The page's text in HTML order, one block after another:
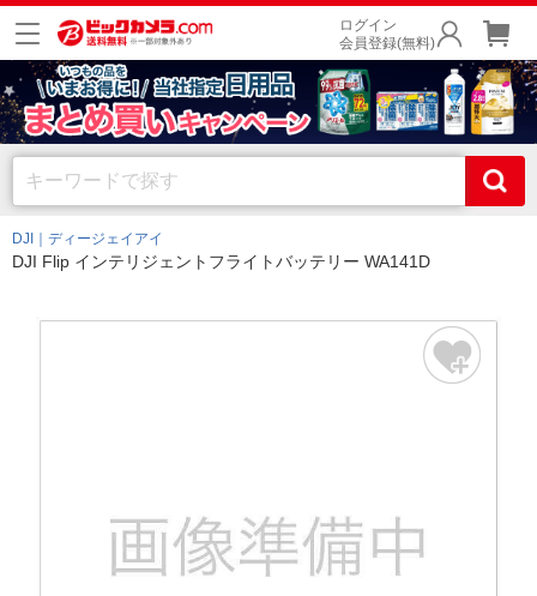
ログイン
会員登録(無料)
DJI｜ディージェイアイ
DJI Flip インテリジェントフライトバッテリー WA141D